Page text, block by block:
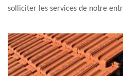
solliciter les services de notre